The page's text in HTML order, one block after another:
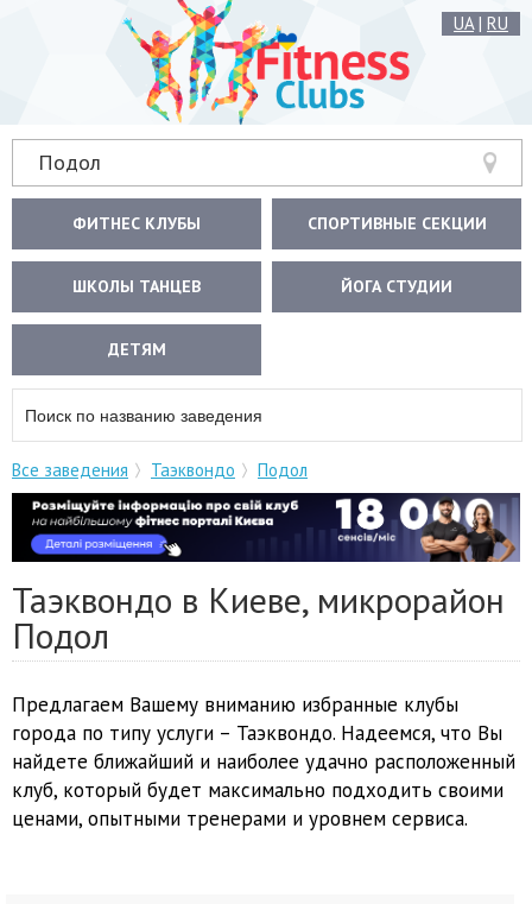
UA| RU
Подол
ФИТНЕС КЛУБЫ СПОРТИВНЫЕ СЕКЦИИ
ШКОЛЫ ТАНЦЕВ ЙОГА СТУДИИ
ДЕТЯМ
Все заведения Таэквондо Подол
Таэквондо в Киеве, микрорайон
Подол
Предлагаем Вашему вниманию избранные клубы
города по типу услуги – Таэквондо. Надеемся, что Вы
найдете ближайший и наиболее удачно расположенный
клуб, который будет максимально подходить своими
ценами, опытными тренерами и уровнем сервиса.